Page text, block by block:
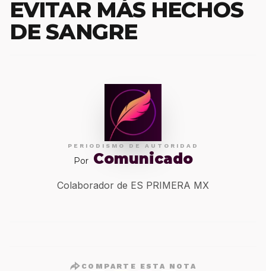
EVITAR MÁS HECHOS
DE SANGRE
PERIODISMO DE AUTORIDAD
Por Comunicado
Colaborador de ES PRIMERA MX
COMPARTE ESTA NOTA